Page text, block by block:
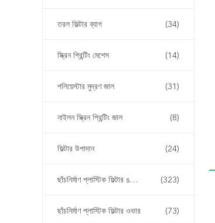
তরল ফিল্টার ব্যাগ (34)
স্ক্রিন প্রিন্টিং মেশেস (14)
পলিয়েস্টার মুদ্রণ জাল (31)
নাইলন স্ক্রিন প্রিন্টিং জাল (8)
ফিল্টার উপাদান (24)
ছাঁচনির্মাণ প্লাস্টিক ফিল্টার sertোকান (323)
ছাঁচনির্মাণ প্লাস্টিক ফিল্টার ওভার (73)